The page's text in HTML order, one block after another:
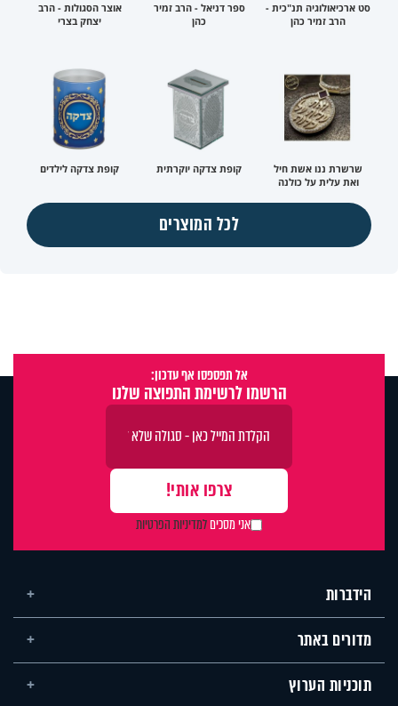
סט ארכיאולוגיה תנ"כית -
הרב זמיר כהן
ספר דניאל - הרב זמיר
כהן
אוצר הסגולות - הרב
יצחק בצרי
שרשרת ננו אשת חיל
ואת עלית על כולנה
קופת צדקה יוקרתית קופת צדקה לילדים
לכל המוצרים
אל תפספסו אף עדכון:
הרשמו לרשימת התפוצה שלנו
אני מסכיםלמדיניות הפרטיות
הידברות
מדורים באתר
תוכניות הערוץ